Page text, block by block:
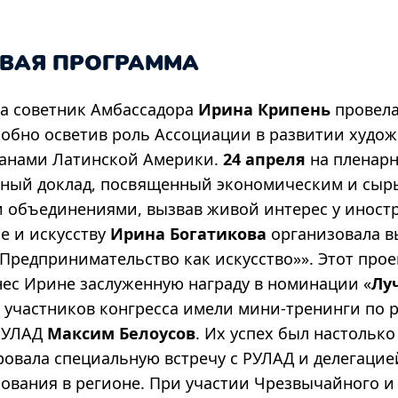
ПРОГРАММА
советник Амбассадора Ирина Крипень
осветив роль Ассоциации в развитии
Латинской Америки. 24 апреля на
доклад, посвященный экономическим и
вызвав живой интерес у
и искусству Ирина Богатикова организовала
как искусство»». Этот
Ирине заслуженную награду в номинации «
конгресса имели мини-тренинги
Максим Белоусов. Их успех был
специальную встречу с РУЛАД и
в регионе. При участии Чрезвычайного